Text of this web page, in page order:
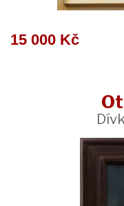
15 000 Kč